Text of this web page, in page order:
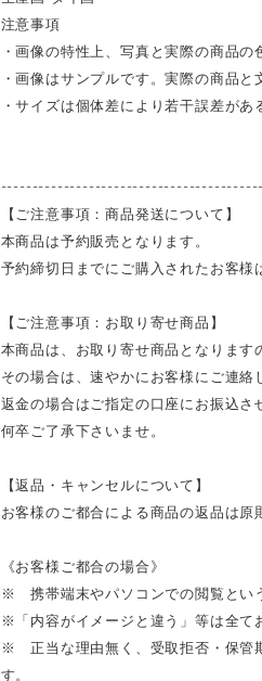
注意事項
・画像の特性上、写真と実際の商品の
・画像はサンプルです。実際の商品
・サイズは個体差により若干誤差が
【ご注意事項：商品発送について】
本商品は予約販売となります。
予約締切日までにご購入されたお客様
【ご注意事項：お取り寄せ商品】
本商品は、お取り寄せ商品となります
その場合は、速やかにお客様にご連絡
返金の場合はご指定の口座にお振込さ
何卒ご了承下さいませ。
【返品・キャンセルについて】
お客様のご都合による商品の返品は原
《お客様ご都合の場合》
※ 携帯端末やパソコンでの閲覧とい
※「内容がイメージと違う」等は全て
※ 正当な理由無く、受取拒否・保管
す。